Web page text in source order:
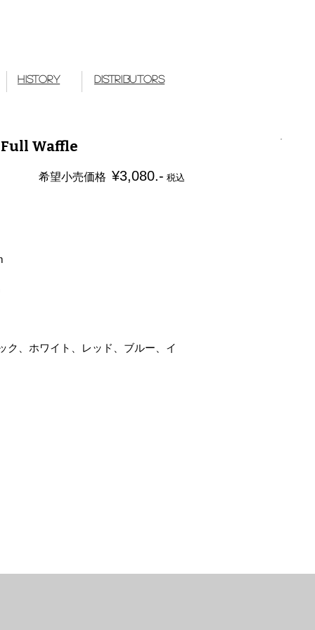
History Distributors
Full Waffle
希望小売価格 ¥3,080.- 税込
ク、ホワイト、レッド、ブルー、イ